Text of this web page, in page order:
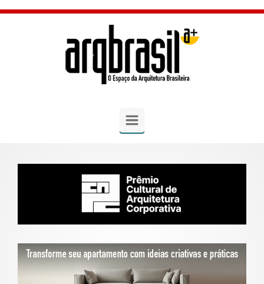
Skip to main content